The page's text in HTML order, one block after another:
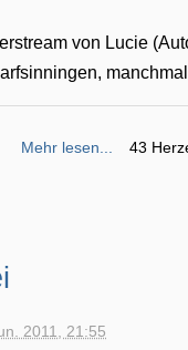
von Lucie
Mehr lesen... 43
2011, 21:55